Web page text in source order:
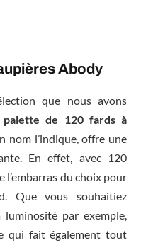
Abody
que nous avons
palette de 120 fards à
nom l’indique, offre une
En effet, avec 120
l’embarras du choix pour
Que vous souhaitiez
par exemple,
qui fait également tout